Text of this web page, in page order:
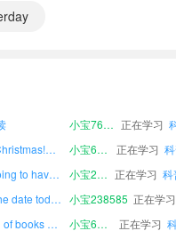
小宝763442 正在学习
科普版三年级上册Lesson 8 Merry Christmas!课文朗读 小宝636536 正在学习
科普版三年级下册Lesson 1 Are you going to have a birthday party?课文朗读 小宝267351 正在学习
科普版六年级下册Lesson 7 What's the date today?课文朗读 小宝238585 正在学习
科普版五年级下册Lesson 4 What kind of books will you buy?课文朗读 小宝667078 正在学习